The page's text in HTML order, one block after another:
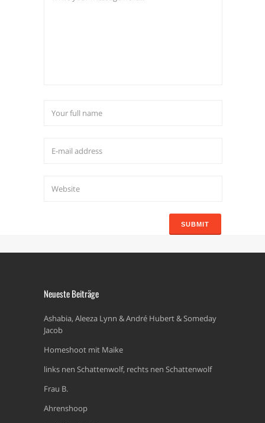
Neueste Beiträge
Ashabia, Aleeza Lynn & André Hubert & Someday
Jacob
Homeshoot mit Maike
links nen Schattenwolf, rechts nen Schattenwolf
Frau B.
Ahrenshoop